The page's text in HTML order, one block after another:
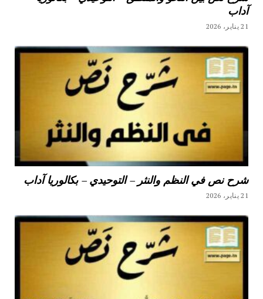
آداب
21 يناير، 2026
شرح نص في النظم والنثر – التوحيدي – بكالوريا آداب
21 يناير، 2026